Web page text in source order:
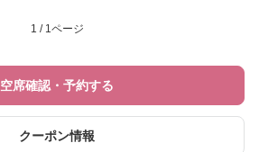
1 / 1ページ
空席確認・予約する
クーポン情報